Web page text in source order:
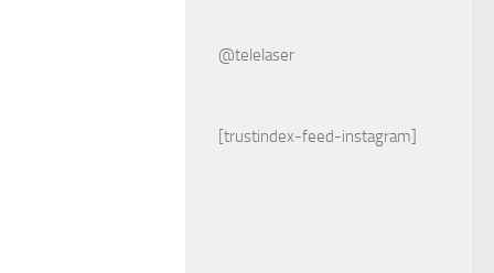
@telelaser
[trustindex-feed-instagram]